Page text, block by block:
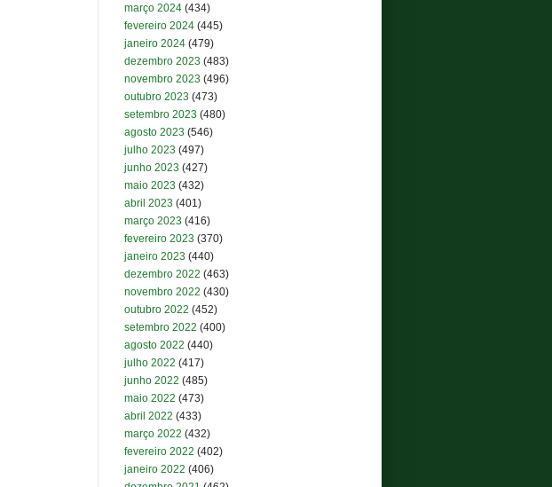
março 2024 (434)
fevereiro 2024 (445)
janeiro 2024 (479)
dezembro 2023 (483)
novembro 2023 (496)
outubro 2023 (473)
setembro 2023 (480)
agosto 2023 (546)
julho 2023 (497)
junho 2023 (427)
maio 2023 (432)
abril 2023 (401)
março 2023 (416)
fevereiro 2023 (370)
janeiro 2023 (440)
dezembro 2022 (463)
novembro 2022 (430)
outubro 2022 (452)
setembro 2022 (400)
agosto 2022 (440)
julho 2022 (417)
junho 2022 (485)
maio 2022 (473)
abril 2022 (433)
março 2022 (432)
fevereiro 2022 (402)
janeiro 2022 (406)